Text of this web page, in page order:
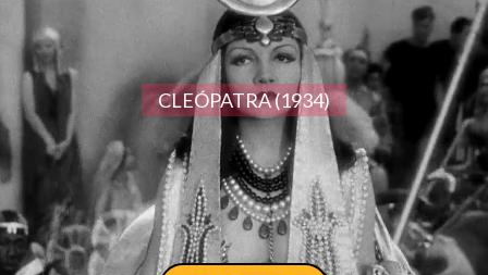
CLEÓPATRA (1934)